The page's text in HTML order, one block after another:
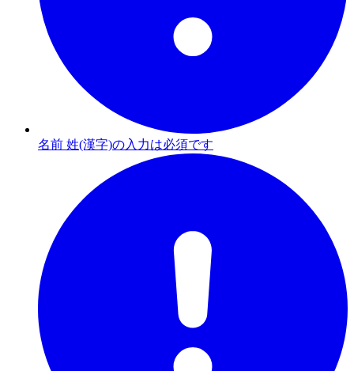
名前 姓(漢字)の入力は必須です